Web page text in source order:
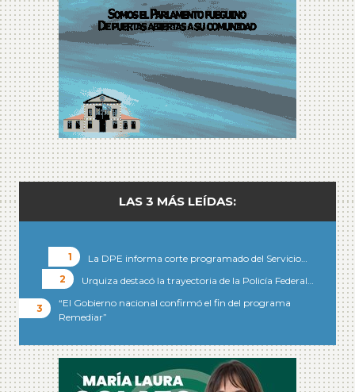
LAS 3 MÁS LEÍDAS:
La DPE informa corte programado del Servicio…
Urquiza destacó la trayectoria de la Policía Federal…
“El Gobierno nacional confirmó el fin del programa
Remediar”